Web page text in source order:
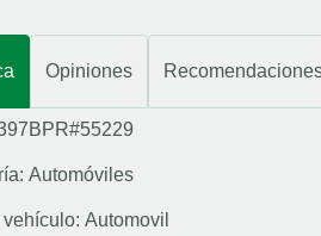
Opiniones
Automóviles
Automovil